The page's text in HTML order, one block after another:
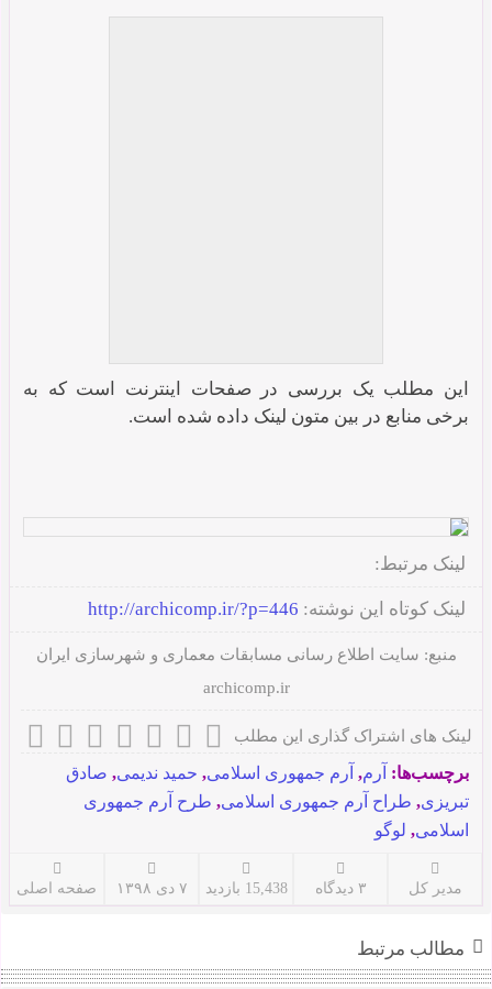
این مطلب یک بررسی در صفحات اینترنت است که به
برخی منابع در بین متون لینک داده شده است.
لینک مرتبط:
لینک کوتاه این نوشته: http://archicomp.ir/?p=446
منبع: سایت اطلاع رسانی مسابقات معماری و شهرسازی ایران
archicomp.ir
لینک های اشتراک گذاری این مطلب
برچسب‌ها: آرم, آرم جمهوری اسلامی, حمید ندیمی, صادق
تبریزی, طراح آرم جمهوری اسلامی, طرح آرم جمهوری
اسلامی, لوگو
مدیر کل ۳ دیدگاه 15,438 بازدید ۷ دی ۱۳۹۸ صفحه اصلی
مطالب مرتبط